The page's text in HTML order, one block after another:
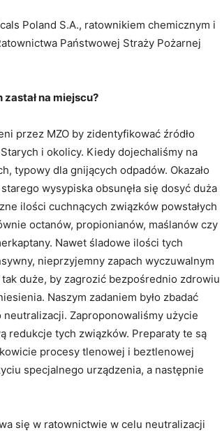
Poland S.A., ratownikiem chemicznym i
Państwowej Straży Pożarnej
zastał na miejscu?
przez MZO by zidentyfikować źródło
i okolicy. Kiedy dojechaliśmy na
typowy dla gnijących odpadów. Okazało
wysypiska obsunęła się dosyć duża
ilości cuchnących związków powstałych
octanów, propionianów, maślanów czy
Nawet śladowe ilości tych
nieprzyjemny zapach wyczuwalnym
duże, by zagrozić bezpośrednio zdrowiu
Naszym zadaniem było zbadać
Zaproponowaliśmy użycie
redukcje tych związków. Preparaty te są
procesy tlenowej i beztlenowej
specjalnego urządzenia, a następnie
się w ratownictwie w celu neutralizacji